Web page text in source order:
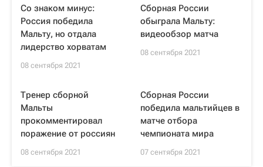
Со знаком минус:
Россия победила
Мальту, но отдала
лидерство хорватам
08 сентября 2021
Сборная России
обыграла Мальту:
видеообзор матча
08 сентября 2021
Тренер сборной
Мальты
прокомментировал
поражение от россиян
08 сентября 2021
Сборная России
победила мальтийцев в
матче отбора
чемпионата мира
07 сентября 2021